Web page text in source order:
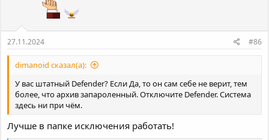
27.11.2024 #86
dimanoid сказал(а):
У вас штатный Defender? Если Да, то он сам себе не верит, тем
более, что архив запароленный. Отключите Defender. Система
здесь ни при чём.
Лучше в папке исключения работать!